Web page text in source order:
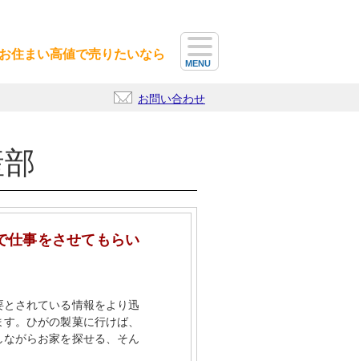
住まい高値で売りたいなら
MENU
お問い合わせ
仕事をさせてもらい
されている情報をより迅
。ひがの製菓に行けば、
がらお家を探せる、そん